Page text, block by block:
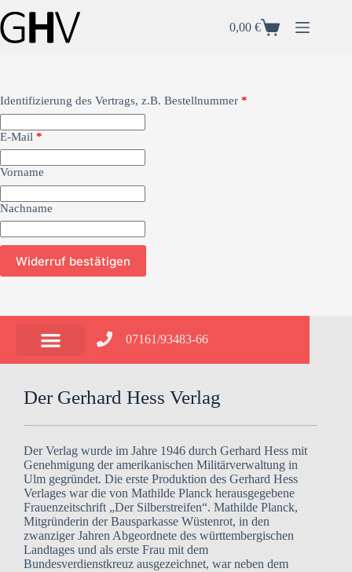
0,00€
Identifizierung des Vertrags, z.B. Bestellnummer *
E-Mail *
E
-
M
a
i
l
i
e
Vorname
Nachname
Widerruf bestätigen
07161/93483-66
Der Gerhard Hess Verlag
Der Verlag wurde im Jahre 1946 durch Gerhard Hess mit
Genehmigung der amerikanischen Militärverwaltung in
Ulm gegründet. Die erste Produktion des Gerhard Hess
Verlages war die von Mathilde Planck herausgegebene
Frauenzeitschrift „Der Silberstreifen“. Mathilde Planck,
Mitgründerin der Bausparkasse Wüstenrot, in den
zwanziger Jahren Abgeordnete des württembergischen
Landtages und als erste Frau mit dem
Bundesverdienstkreuz ausgezeichnet, war neben dem